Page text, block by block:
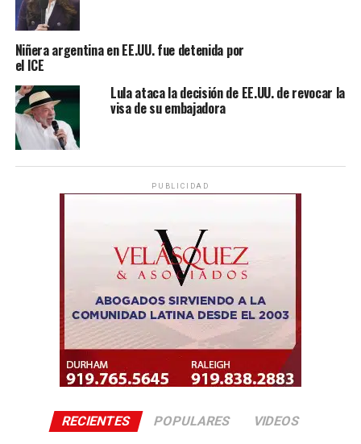
Niñera argentina en EE.UU. fue detenida por
el ICE
Lula ataca la decisión de EE.UU. de revocar la
visa de su embajadora
PUBLICIDAD
RECIENTES POPULARES VIDEOS